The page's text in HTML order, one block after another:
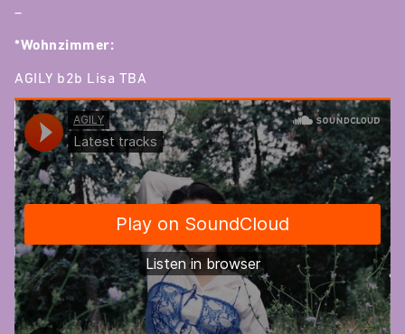
–
*Wohnzimmer:
AGILY b2b Lisa TBA